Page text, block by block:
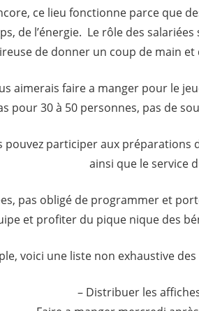
ce lieu fonctionne parce que
de l’énergie. Le rôle des
de donner un coup de main
aimerais faire a manger pour le
pour 30 à 50 personnes, pas de
participer aux préparations
ainsi que le service
pas obligé de programmer et
et profiter du pique nique des
voici une liste non exhaustive
– Distribuer les